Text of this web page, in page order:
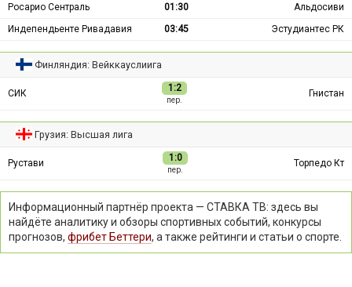
Росарио Сентраль 01:30
Альдосиви
Индепендьенте Ривадавия
03:45 Эстудиантес РК
Финляндия: Вейккауслиига
СИК 1:2
пер.
Гнистан
Грузия: Высшая лига
Рустави 1:0
пер.
Торпедо Кт
Информационный партнёр проекта — СТАВКА ТВ: здесь вы
найдёте аналитику и обзоры спортивных событий, конкурсы
прогнозов, фрибет Беттери, а также рейтинги и статьи о спорте.